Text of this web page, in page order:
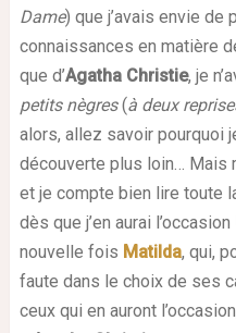
Dame) que j’avais envie de
connaissances en matière
que d’Agatha Christie, je
petits nègres(à deux
alors, allez savoir pourquoi
découverte plus loin… Mais
et je compte bien lire toute
dès que j’en aurai
nouvelle fois Matilda, qui,
faute dans le choix de ses
ceux qui en auront